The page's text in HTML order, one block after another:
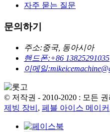
자주 묻는 질문
문의하기
주소:중국, 동아시아
핸드폰:+86 13825291035
이메일:
© 저작권 - 2010-2020 : 모든
제빙 장비 , 페블 아이스 메이커